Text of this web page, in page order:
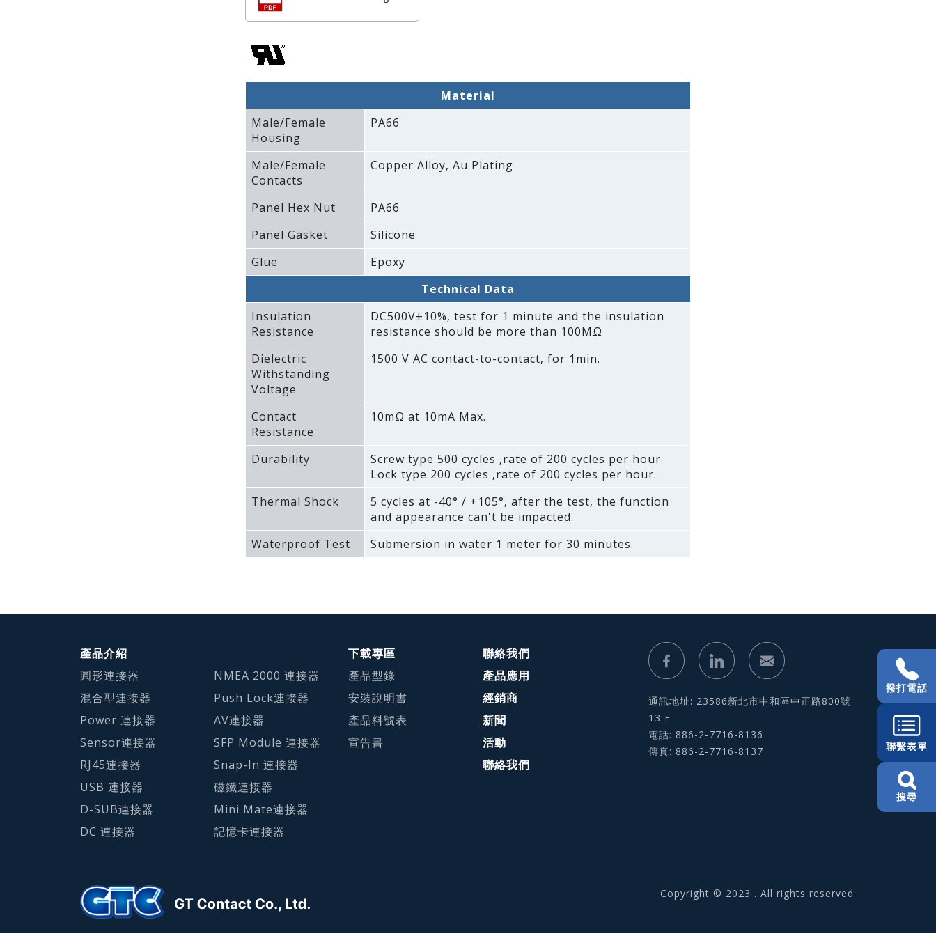
Material
Male/Female
Housing
PA66
Male/Female
Contacts
Copper Alloy‚ Au Plating
Panel Hex Nut
PA66
Panel Gasket
Silicone
Glue
Epoxy
Technical Data
Insulation
Resistance
DC500V±10%‚ test for 1 minute and the insulation
resistance should be more than 100MΩ
Dielectric
Withstanding
Voltage
1500 V AC contact-to-contact‚ for 1min.
Contact
Resistance
10mΩ at 10mA Max.
Durability
Screw type 500 cycles ‚rate of 200 cycles per hour.
Lock type 200 cycles ‚rate of 200 cycles per hour.
Thermal Shock
5 cycles at -40° / +105°‚ after the test‚ the function
and appearance can't be impacted.
Waterproof Test
Submersion in water 1 meter for 30 minutes.
產品介紹
圓形連接器
混合型連接器
Power 連接器
Sensor連接器
RJ45連接器
USB 連接器
D-SUB連接器
DC 連接器
NMEA 2000 連接器
Push Lock連接器
AV連接器
SFP Module 連接器
Snap-In 連接器
磁鐵連接器
Mini Mate連接器
記憶卡連接器
下載專區
產品型錄
安裝說明書
產品料號表
宣告書
聯絡我們
產品應用
經銷商
新聞
活動
聯絡我們
通訊地址: 23586新北市中和區中正路800號
13 F
電話: 886-2-7716-8136
傳真: 886-2-7716-8137
Copyright © 2023 . All rights reserved.
撥打電話
聯繫表單
搜尋